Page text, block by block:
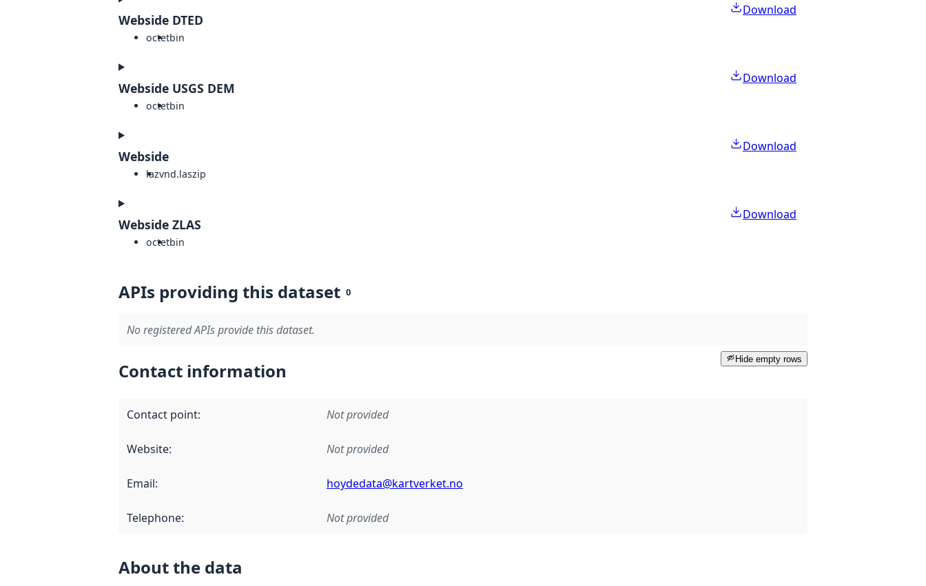
Webside DTED
octetbin
Download
Webside USGS DEM
octetbin
Download
Webside
lazvnd.laszip
Download
Webside ZLAS
octetbin
Download
APIs providing this dataset 0
No registered APIs provide this dataset.
Hide empty rows
Contact information
Contact point: Not provided
Website: Not provided
Email: hoydedata@kartverket.no
Telephone: Not provided
About the data